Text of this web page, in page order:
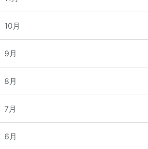
10月
9月
8月
7月
6月